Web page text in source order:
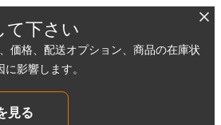
て下さい
価格、配送オプション、商品の在庫状
影響します。
見る